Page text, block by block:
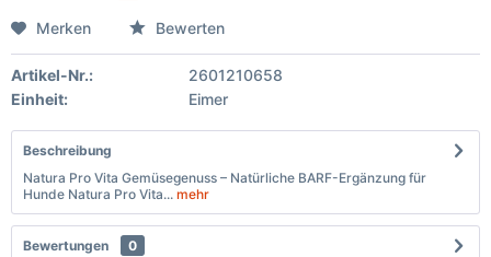
Merken Bewerten
Artikel-Nr.:
2601210658
Einheit:
Eimer
Beschreibung
Natura Pro Vita Gemüsegenuss – Natürliche BARF-Ergänzung für
Hunde Natura Pro Vita... mehr
Bewertungen
0